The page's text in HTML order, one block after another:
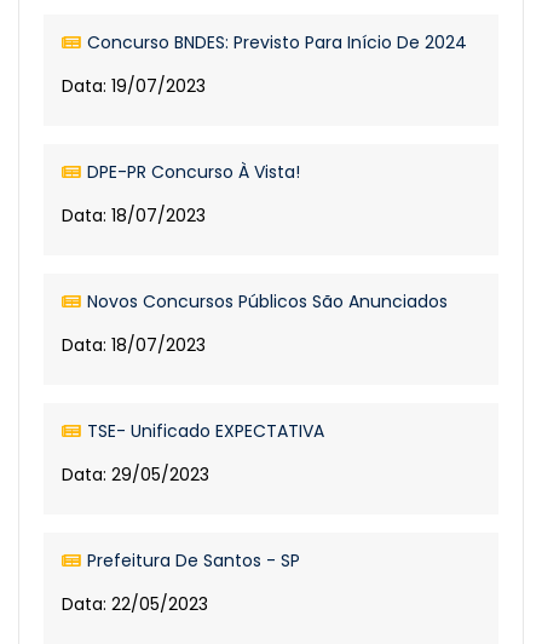
Concurso BNDES: Previsto Para Início De 2024
Data: 19/07/2023
DPE-PR Concurso À Vista!
Data: 18/07/2023
Novos Concursos Públicos São Anunciados
Data: 18/07/2023
TSE- Unificado EXPECTATIVA
Data: 29/05/2023
Prefeitura De Santos - SP
Data: 22/05/2023